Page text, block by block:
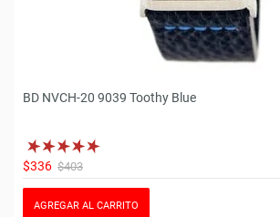
BD NVCH-20 9039 Toothy Blue
$336 $403
AGREGAR AL CARRITO